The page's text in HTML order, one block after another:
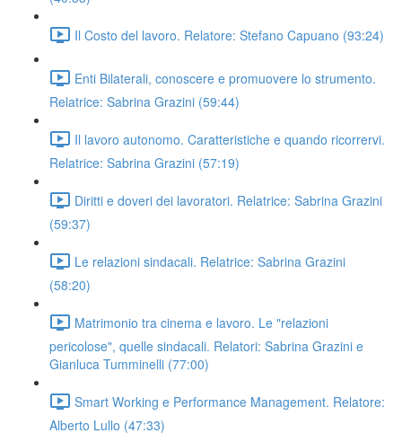
Il Costo del lavoro. Relatore: Stefano Capuano (93:24)
Enti Bilaterali, conoscere e promuovere lo strumento.
Relatrice: Sabrina Grazini (59:44)
Il lavoro autonomo. Caratteristiche e quando ricorrervi.
Relatrice: Sabrina Grazini (57:19)
Diritti e doveri dei lavoratori. Relatrice: Sabrina Grazini
(59:37)
Le relazioni sindacali. Relatrice: Sabrina Grazini
(58:20)
Matrimonio tra cinema e lavoro. Le "relazioni
pericolose", quelle sindacali. Relatori: Sabrina Grazini e
Gianluca Tumminelli (77:00)
Smart Working e Performance Management. Relatore:
Alberto Lullo (47:33)